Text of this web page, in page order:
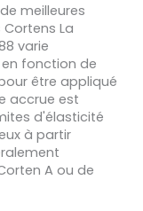
meilleures
La
varie
fonction de
être appliqué
accrue est
d'élasticité
à partir
A ou de